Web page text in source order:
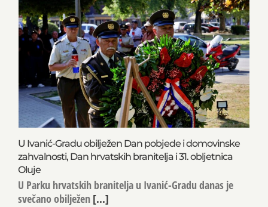
U Ivanić-Gradu obilježen Dan pobjede i domovinske
zahvalnosti, Dan hrvatskih branitelja i 31. obljetnica
Oluje
U Parku hrvatskih branitelja u Ivanić-Gradu danas je
svečano obilježen [...]